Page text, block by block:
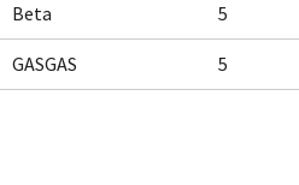
Beta 5
GASGAS 5